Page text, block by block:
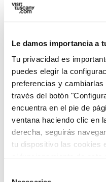
Le damos importancia a
Tu privacidad es
puedes elegir la
preferencias y
través del botón
encuentra en el pie de
ventana haciendo clic en
derecha, seguirás
tu dispositivo las cookies
maestros
Filippo Lippi, Paolo
sección está
venerada de Prato
ElCentro de Arte
Pecci, diseñado por
Italo Gamberini,
tras la finalización
del arquitecto